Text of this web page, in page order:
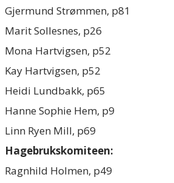
Gjermund Strømmen, p81
Marit Sollesnes, p26
Mona Hartvigsen, p52
Kay Hartvigsen, p52
Heidi Lundbakk, p65
​Hanne Sophie Hem, p9
​Linn Ryen Mill, p69
Hagebrukskomiteen:
Ragnhild Holmen, p49